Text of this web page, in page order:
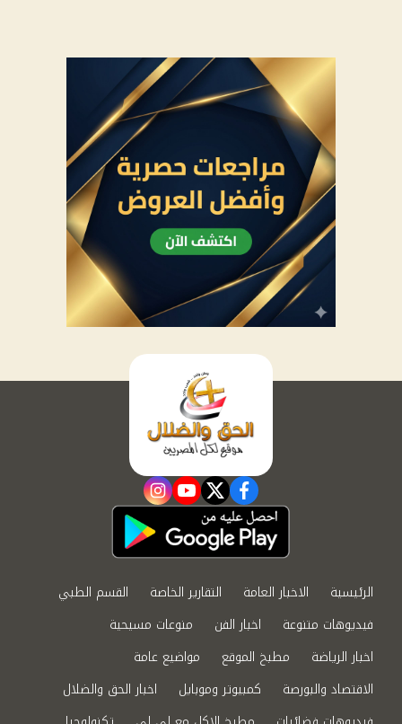
facebook
twitter
youtube
instagram
الرئيسية الاخبار العامة التقارير الخاصة
القسم الطبي
فيديوهات متنوعة
اخبار الفن
منوعات مسيحية
اخبار الرياضة
مطبخ الموقع
مواضيع عامة
الاقتصاد والبورصة
كمبيوتر وموبايل
اخبار الحق والضلال